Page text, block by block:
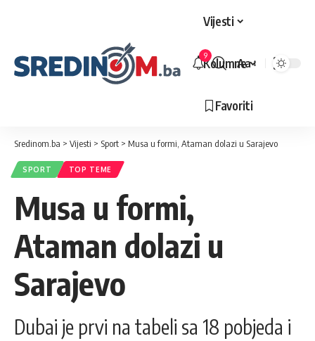
Vijesti
Kolumne
Favoriti
9
Veličina
Aa
Sredinom.ba > Vijesti > Sport > Musa u formi, Ataman dolazi u Sarajevo
SPORT TOP TEME
Musa u formi,
Ataman dolazi u
Sarajevo
Dubai je prvi na tabeli sa 18 pobjeda i